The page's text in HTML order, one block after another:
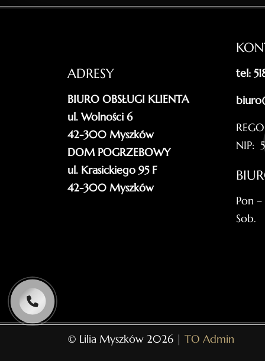
ADRESY
BIURO OBSŁUGI KLIENTA
ul. Wolności 6
42-300 Myszków
DOM POGRZEBOWY
ul. Krasickiego 95 F
42-300 Myszków
tel:
NIP:
Pon
© Lilia Myszków 2026 | TO Admin